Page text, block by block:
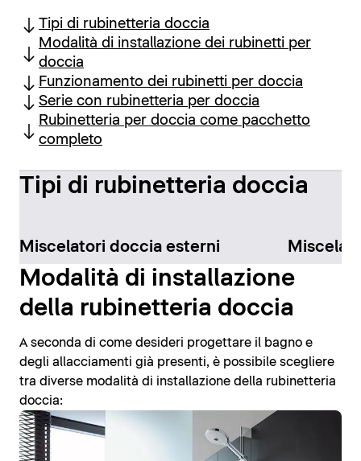
Tipi di rubinetteria doccia
Modalità di installazione dei rubinetti per
doccia
Funzionamento dei rubinetti per doccia
Serie con rubinetteria per doccia
Rubinetteria per doccia come pacchetto
completo
Tipi di rubinetteria doccia
Miscelatori doccia esterni
Modalità di installazione
della rubinetteria doccia
A seconda di come desideri progettare il bagno e
degli allacciamenti già presenti, è possibile scegliere
tra diverse modalità di installazione della rubinetteria
doccia: